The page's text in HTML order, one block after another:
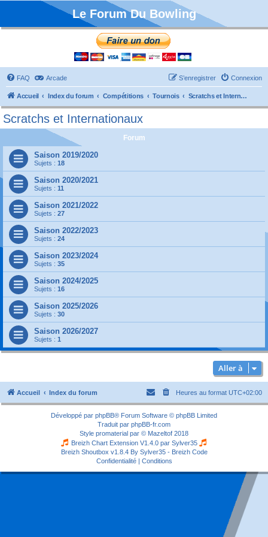
Le Forum Du Bowling
FAQ Arcade Connexion
S’enregistrer
Accueil Index du forum Compétitions Tournois Scratchs et Internationaux
Scratchs et Internationaux
Forum
Saison 2019/2020
Sujets : 18
Saison 2020/2021
Sujets : 11
Saison 2021/2022
Sujets : 27
Saison 2022/2023
Sujets : 24
Saison 2023/2024
Sujets : 35
Saison 2024/2025
Sujets : 16
Saison 2025/2026
Sujets : 30
Saison 2026/2027
Sujets : 1
Aller à
Accueil Index du forum Heures au format UTC+02:00
Développé par phpBB® Forum Software © phpBB Limited
Traduit par phpBB-fr.com
Style promaterial par © Mazeltof 2018
Breizh Chart Extension V1.4.0 par Sylver35
Breizh Shoutbox v1.8.4 By Sylver35 - Breizh Code
Confidentialité| Conditions